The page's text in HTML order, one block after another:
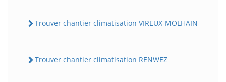
Trouver chantier climatisation VIREUX-MOLHAIN
Trouver chantier climatisation RENWEZ